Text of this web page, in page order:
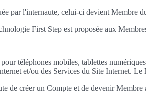
par l'internaute, celui-ci devient Membre
First Step est proposée aux
téléphones mobiles, tablettes
et/ou des Services du Site Internet.
de créer un Compte et de devenir